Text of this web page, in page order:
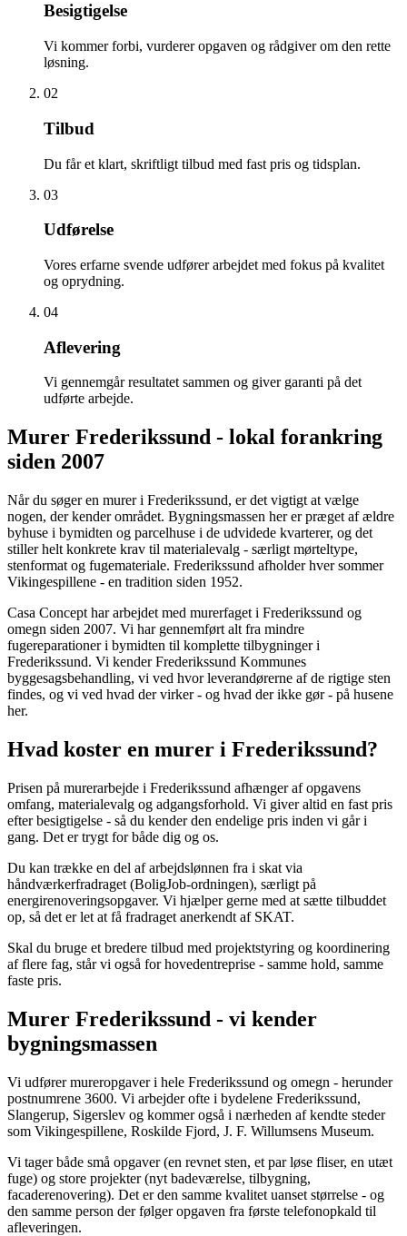
Besigtigelse
Vi kommer forbi, vurderer opgaven og rådgiver om den rette
løsning.
02
Tilbud
Du får et klart, skriftligt tilbud med fast pris og tidsplan.
03
Udførelse
Vores erfarne svende udfører arbejdet med fokus på kvalitet
og oprydning.
04
Aflevering
Vi gennemgår resultatet sammen og giver garanti på det
udførte arbejde.
Murer Frederikssund - lokal forankring
siden 2007
Når du søger en murer i Frederikssund, er det vigtigt at vælge
nogen, der kender området. Bygningsmassen her er præget af ældre
byhuse i bymidten og parcelhuse i de udvidede kvarterer, og det
stiller helt konkrete krav til materialevalg - særligt mørteltype,
stenformat og fugemateriale. Frederikssund afholder hver sommer
Vikingespillene - en tradition siden 1952.
Casa Concept har arbejdet med murerfaget i Frederikssund og
omegn siden 2007. Vi har gennemført alt fra mindre
fugereparationer i bymidten til komplette tilbygninger i
Frederikssund. Vi kender Frederikssund Kommunes
byggesagsbehandling, vi ved hvor leverandørerne af de rigtige sten
findes, og vi ved hvad der virker - og hvad der ikke gør - på husene
her.
Hvad koster en murer i Frederikssund?
Prisen på murerarbejde i Frederikssund afhænger af opgavens
omfang, materialevalg og adgangsforhold. Vi giver altid en fast pris
efter besigtigelse - så du kender den endelige pris inden vi går i
gang. Det er trygt for både dig og os.
Du kan trække en del af arbejdslønnen fra i skat via
håndværkerfradraget (BoligJob-ordningen), særligt på
energirenoveringsopgaver. Vi hjælper gerne med at sætte tilbuddet
op, så det er let at få fradraget anerkendt af SKAT.
Skal du bruge et bredere tilbud med projektstyring og koordinering
af flere fag, står vi også for hovedentreprise - samme hold, samme
faste pris.
Murer Frederikssund - vi kender
bygningsmassen
Vi udfører mureropgaver i hele Frederikssund og omegn - herunder
postnumrene 3600. Vi arbejder ofte i bydelene Frederikssund,
Slangerup, Sigerslev og kommer også i nærheden af kendte steder
som Vikingespillene, Roskilde Fjord, J. F. Willumsens Museum.
Vi tager både små opgaver (en revnet sten, et par løse fliser, en utæt
fuge) og store projekter (nyt badeværelse, tilbygning,
facaderenovering). Det er den samme kvalitet uanset størrelse - og
den samme person der følger opgaven fra første telefonopkald til
afleveringen.